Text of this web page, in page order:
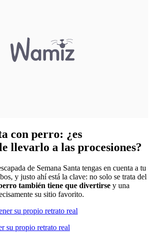
con perro: ¿es
llevarlo a las procesiones?
de Semana Santa tengas en cuenta a tu
y justo ahí está la clave: no solo se trata del
también tiene que divertirse y una
su sitio favorito.
su propio retrato real